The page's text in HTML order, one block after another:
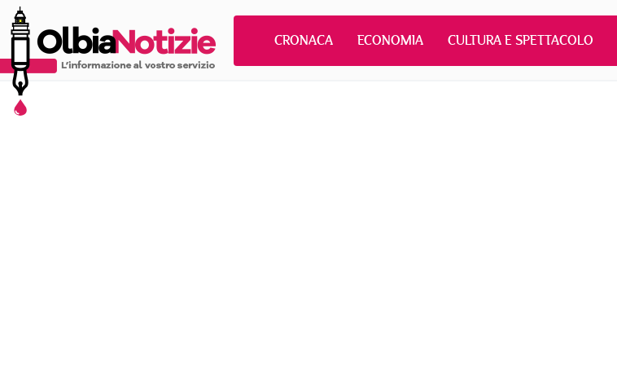
CRONACA ECONOMIA CULTURA E SPETTACOLO